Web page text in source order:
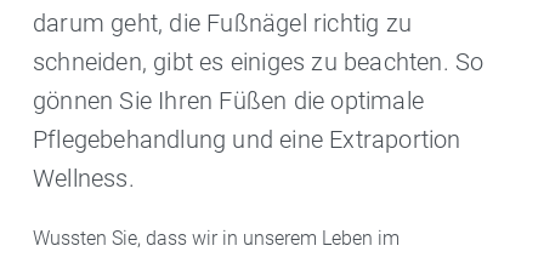
darum geht, die Fußnägel richtig zu
schneiden, gibt es einiges zu beachten. So
gönnen Sie Ihren Füßen die optimale
Pflegebehandlung und eine Extraportion
Wellness.
Wussten Sie, dass wir in unserem Leben im